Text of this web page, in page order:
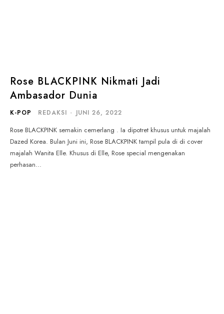
Rose BLACKPINK Nikmati Jadi
Ambasador Dunia
K-POP REDAKSI - JUNI 26, 2022
Rose BLACKPINK semakin cemerlang . Ia dipotret khusus untuk majalah
Dazed Korea. Bulan Juni ini, Rose BLACKPINK tampil pula di di cover
majalah Wanita Elle. Khusus di Elle, Rose special mengenakan
perhasan...